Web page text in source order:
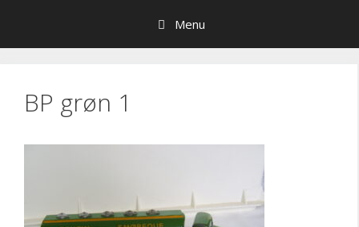
indhold
Menu
BP grøn 1